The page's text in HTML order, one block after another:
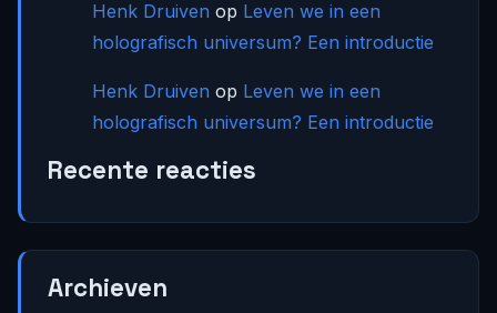
Henk Druiven op Leven we in een
holografisch universum? Een introductie
Henk Druiven op Leven we in een
holografisch universum? Een introductie
Recente reacties
Archieven